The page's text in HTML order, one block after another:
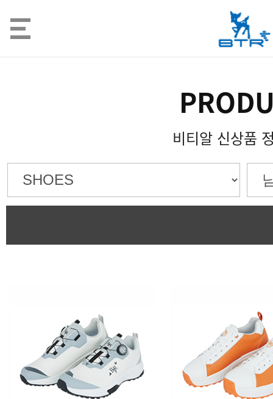
비티알 신상품